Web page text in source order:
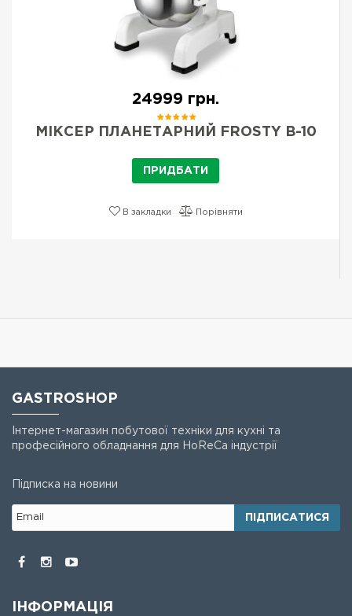
24999 грн.
МІКСЕР ПЛАНЕТАРНИЙ FROSTY B-10
ПРИДБАТИ
В закладки Порівняти
GASTROSHOP
Інтернет-магазин побутової техніки для кухні та
професійного обладнання для HoReCa індустрії
Підписка на новини
ПІДПИСАТИСЯ
ІНФОРМАЦІЯ